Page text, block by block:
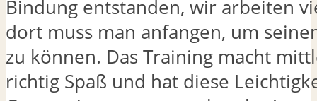
Bindung entstanden, wir arbeiten
dort muss man anfangen, um
zu können. Das Training macht
richtig Spaß und hat diese